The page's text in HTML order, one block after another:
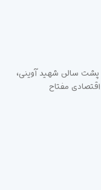
پشت سالن شهید آوینی،
مفتاح